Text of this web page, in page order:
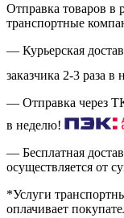
Отправка товаров в
транспортные
— Курьерская
заказчика 2-3 раза в
— Отправка через
в неделю!
— Бесплатная
осуществляется от
*Услуги
оплачивает